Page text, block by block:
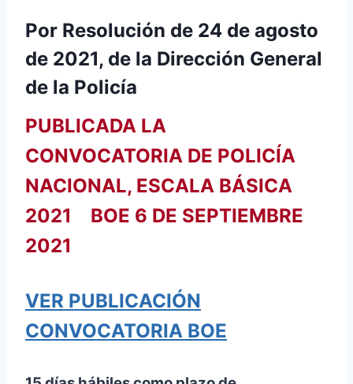
Por Resolución de 24 de agosto
de 2021, de la Dirección General
de la Policía
PUBLICADA LA
CONVOCATORIA DE POLICÍA
NACIONAL, ESCALA BÁSICA
2021 BOE 6 DE SEPTIEMBRE
2021
VER PUBLICACIÓN
CONVOCATORIA BOE